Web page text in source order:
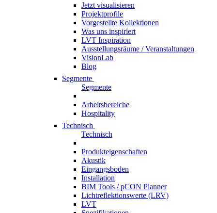
Jetzt visualisieren
Projektprofile
Vorgestellte Kollektionen
Was uns inspiriert
LVT Inspiration
Ausstellungsräume / Veranstaltungen
VisionLab
Blog
Segmente
Segmente
Arbeitsbereiche
Hospitality
Technisch
Technisch
Produkteigenschaften
Akustik
Eingangsboden
Installation
BIM Tools / pCON Planner
Lichtreflektionswerte (LRV)
LVT